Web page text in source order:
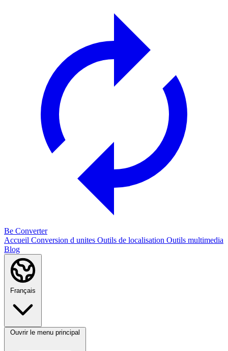
Be Converter
Accueil Conversion d unites Outils de localisation Outils multimedia
Blog
Français
Ouvrir le menu principal